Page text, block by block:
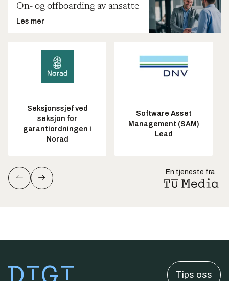
On- og offboarding av ansatte
Les mer
Seksjonssjef ved
seksjon for
garantiordningen i
Norad
Software Asset
Management (SAM)
Lead
En tjeneste fra
Tips oss